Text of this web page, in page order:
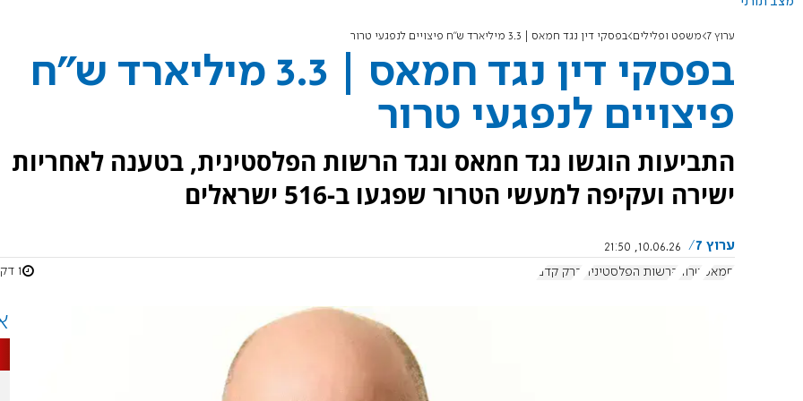
ערוץ 7 משפט ופלילים בפסקי דין נגד חמאס | 3.3 מיליארד ש"ח פיצויים לנפגעי טרור
בפסקי דין נגד חמאס | 3.3 מיליארד ש"ח
פיצויים לנפגעי טרור
התביעות הוגשו נגד חמאס ונגד הרשות הפלסטינית, בטענה לאחריות
ישירה ועקיפה למעשי הטרור שפגעו ב-516 ישראלים
ערוץ 7
10.06.26, 21:50
חמאס טרור הרשות הפלסטינית ברק קדם 1 דקות